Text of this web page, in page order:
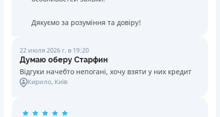
Дякуємо за розуміння та довіру!
22 июля 2026 г. в 19:20
Думаю оберу Старфин
Відгуки начебто непогані, хочу взяти у них кредит
Кирило, Київ